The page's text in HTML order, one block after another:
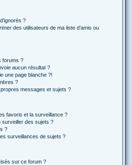
?
des utilisateurs de ma liste d’amis ou
forums ?
aucun résultat ?
une page blanche ?!
?
messages et sujets ?
favoris et la surveillance ?
surveiller des sujets ?
?
surveillances de sujets ?
sur ce forum ?